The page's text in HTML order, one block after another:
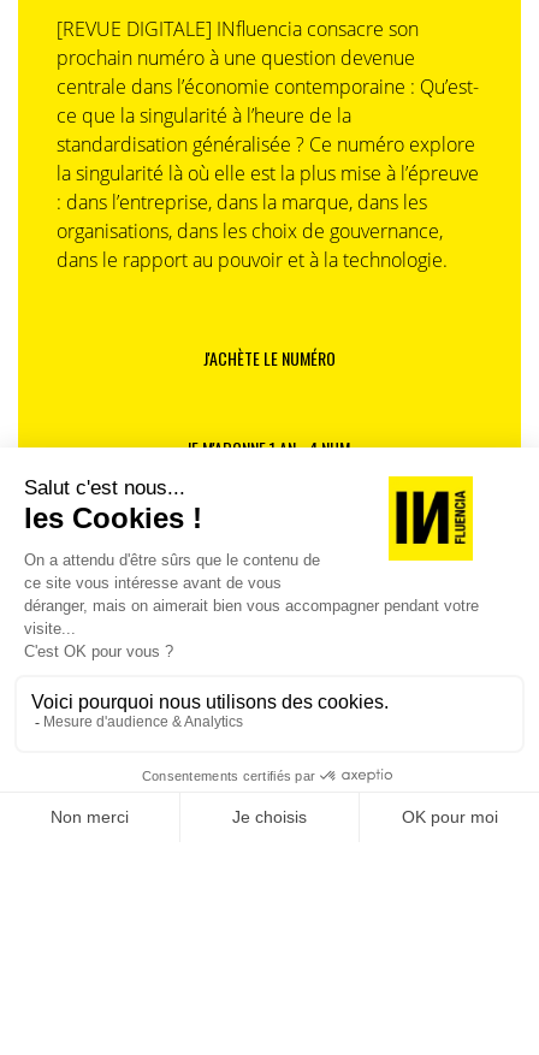
[REVUE DIGITALE] INfluencia consacre son
prochain numéro à une question devenue
centrale dans l’économie contemporaine : Qu’est-
ce que la singularité à l’heure de la
standardisation généralisée ? Ce numéro explore
la singularité là où elle est la plus mise à l’épreuve
: dans l’entreprise, dans la marque, dans les
organisations, dans les choix de gouvernance,
dans le rapport au pouvoir et à la technologie.
J'ACHÈTE LE NUMÉRO
JE M'ABONNE 1 AN - 4 NUM.
JE DÉCOUVRE LES NUMÉROS PRÉCÉDENTS
Je suis déjà abonné(e) :je consulte la revue en